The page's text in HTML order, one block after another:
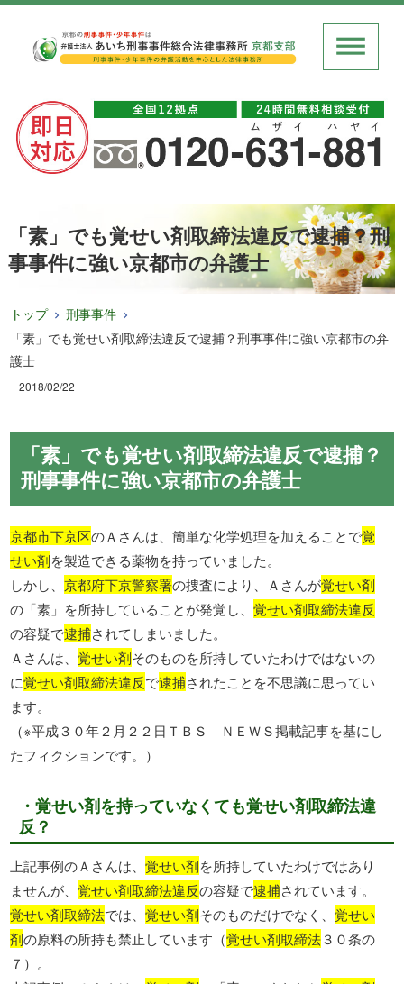
「素」でも覚せい剤取締法違反で逮捕？刑
事事件に強い京都市の弁護士
トップ
刑事事件
「素」でも覚せい剤取締法違反で逮捕？刑事事件に強い京都市の弁
護士
2018/02/22
「素」でも覚せい剤取締法違反で逮捕？
刑事事件に強い京都市の弁護士
京都市下京区のＡさんは、簡単な化学処理を加えることで覚
せい剤を製造できる薬物を持っていました。
しかし、京都府下京警察署の捜査により、Ａさんが覚せい剤
の「素」を所持していることが発覚し、覚せい剤取締法違反
の容疑で逮捕されてしまいました。
Ａさんは、覚せい剤そのものを所持していたわけではないの
に覚せい剤取締法違反で逮捕されたことを不思議に思ってい
ます。
（※平成３０年２月２２日ＴＢＳ ＮＥＷＳ掲載記事を基にし
たフィクションです。）
・覚せい剤を持っていなくても覚せい剤取締法違
反？
上記事例のＡさんは、覚せい剤を所持していたわけではあり
ませんが、覚せい剤取締法違反の容疑で逮捕されています。
覚せい剤取締法では、覚せい剤そのものだけでなく、覚せい
剤の原料の所持も禁止しています（覚せい剤取締法３０条の
７）。